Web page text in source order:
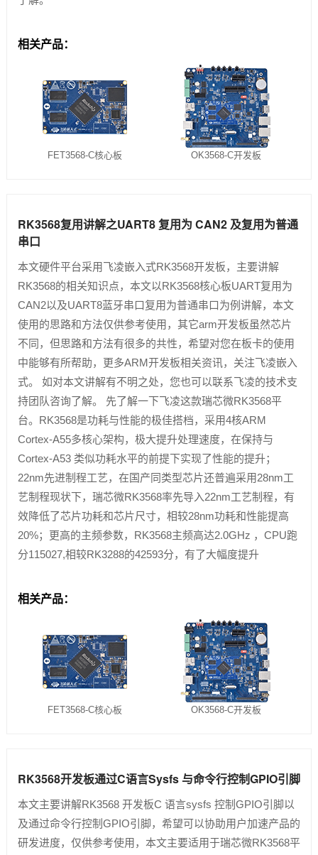
相关产品：
FET3568-C核心板 OK3568-C开发板
RK3568复用讲解之UART8 复用为 CAN2 及复用为普通
串口
本文硬件平台采用飞凌嵌入式RK3568开发板，主要讲解
RK3568的相关知识点，本文以RK3568核心板UART复用为
CAN2以及UART8蓝牙串口复用为普通串口为例讲解，本文
使用的思路和方法仅供参考使用，其它arm开发板虽然芯片
不同，但思路和方法有很多的共性，希望对您在板卡的使用
中能够有所帮助，更多ARM开发板相关资讯，关注飞凌嵌入
式。 如对本文讲解有不明之处，您也可以联系飞凌的技术支
持团队咨询了解。 先了解一下飞凌这款瑞芯微RK3568平
台。RK3568是功耗与性能的极佳搭档，采用4核ARM
Cortex-A55多核心架构，极大提升处理速度，在保持与
Cortex-A53 类似功耗水平的前提下实现了性能的提升；
22nm先进制程工艺，在国产同类型芯片还普遍采用28nm工
艺制程现状下，瑞芯微RK3568率先导入22nm工艺制程，有
效降低了芯片功耗和芯片尺寸，相较28nm功耗和性能提高
20%；更高的主频参数，RK3568主频高达2.0GHz ，CPU跑
分115027,相较RK3288的42593分，有了大幅度提升
相关产品：
FET3568-C核心板 OK3568-C开发板
RK3568开发板通过C语言Sysfs 与命令行控制GPIO引脚
本文主要讲解RK3568 开发板C 语言sysfs 控制GPIO引脚以
及通过命令行控制GPIO引脚，希望可以协助用户加速产品的
研发进度，仅供参考使用，本文主要适用于瑞芯微RK3568平